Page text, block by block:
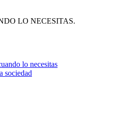
LO NECESITAS.
lo necesitas
sociedad